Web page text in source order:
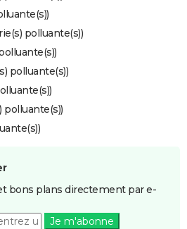
polluante(s))
polluante(s))
polluante(s))
bons plans directement par e-
Je m'abonne